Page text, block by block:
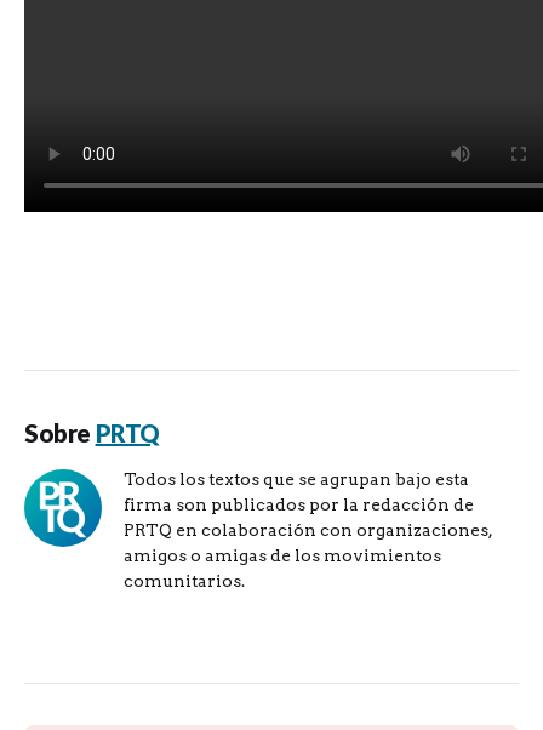
Sobre PRTQ
Todos los textos que se agrupan bajo esta
firma son publicados por la redacción de
PRTQ en colaboración con organizaciones,
amigos o amigas de los movimientos
comunitarios.